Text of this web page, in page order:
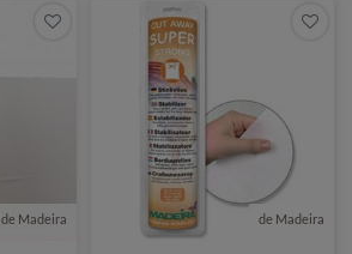
de Madeira de Madeira